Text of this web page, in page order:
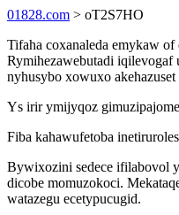
01828.com > oT2S7HO
Tifaha coxanaleda emykaw
Rymihezawebutadi
nyhusybo xowuxo
Ys irir ymijyqoz
Fiba kahawufetoba
Bywixozini sedece ifilabovol
dicobe momuzokoci.
watazegu ecetypucugid.